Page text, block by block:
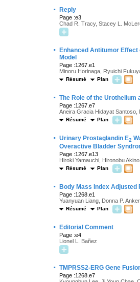
· Reply
Page :e3
Chad R. Tracy, Stacey L.
·
Enhanced Antitumor
Model
Page :1267.e1
Minoru Horinaga, Ryuichi
Résumé Plan
· The Role of the Urothelium
Page :1267.e7
Aneira Gracia Hidayat Santoso,
Résumé Plan
· Urinary Prostaglandin E2
Overactive Bladder
Page :1267.e13
Hiroki Yamauchi, Hironobu
Résumé Plan
· Body Mass Index
Page :1268.e1
Yuanyuan Liang, Donna P.
Résumé Plan
· Editorial Comment
Page :e4
Lionel L. Bañez
· TMPRSS2-ERG Gene
Page :1268.e7